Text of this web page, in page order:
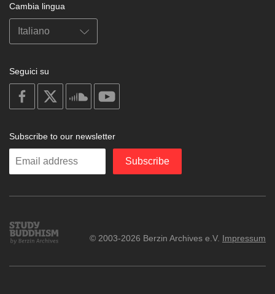
Cambia lingua
Seguici su
on
facebook
soundcloud
Subscribe to our newsletter
Enter
Subscribe
Study
Buddhism
© 2003-2026 Berzin Archives e.V. Impressum